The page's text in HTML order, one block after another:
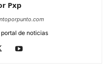
Pxp
de noticias